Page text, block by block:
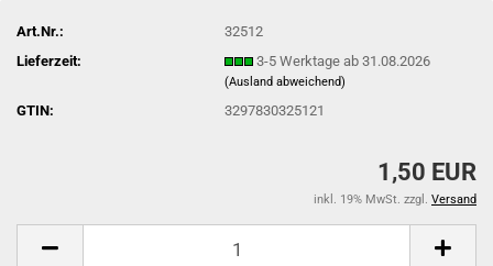
Art.Nr.:
32512
Lieferzeit:
3-5 Werktage ab 31.08.2026
(Ausland abweichend)
GTIN: 3297830325121
1,50 EUR
inkl. 19% MwSt. zzgl. Versand